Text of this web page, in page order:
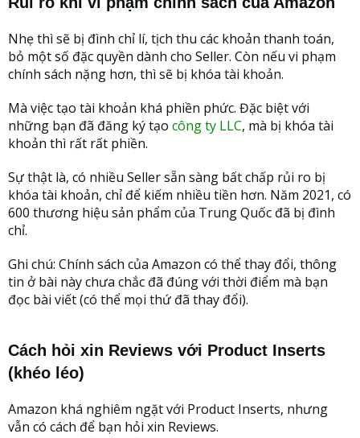
Nhẹ thì sẽ bị đình chỉ lí, tịch thu các khoản thanh toán,
bỏ một số đặc quyền dành cho Seller. Còn nếu vi phạm
chính sách nặng hơn, thì sẽ bị khóa tài khoản.
Mà việc tạo tài khoản khá phiền phức. Đặc biệt với
những bạn đã đăng ký tạo công ty LLC, mà bị khóa tài
khoản thì rất rất phiền.
Sự thật là, có nhiều Seller sẵn sàng bất chấp rủi ro bị
khóa tài khoản, chỉ để kiếm nhiều tiền hơn. Năm 2021, có
600 thương hiệu sản phẩm của Trung Quốc đã bị đình
chỉ.
Ghi chú: Chính sách của Amazon có thể thay đổi, thông
tin ở bài này chưa chắc đã đúng với thời điểm mà bạn
đọc bài viết (có thể mọi thứ đã thay đổi).
Cách hỏi xin Reviews với Product Inserts
(khéo léo)
Amazon khá nghiêm ngặt với Product Inserts, nhưng
vẫn có cách để bạn hỏi xin Reviews.